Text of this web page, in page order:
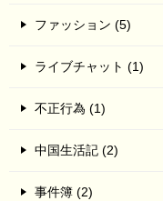
ファッション (5)
ライブチャット (1)
不正行為 (1)
中国生活記 (2)
事件簿 (2)